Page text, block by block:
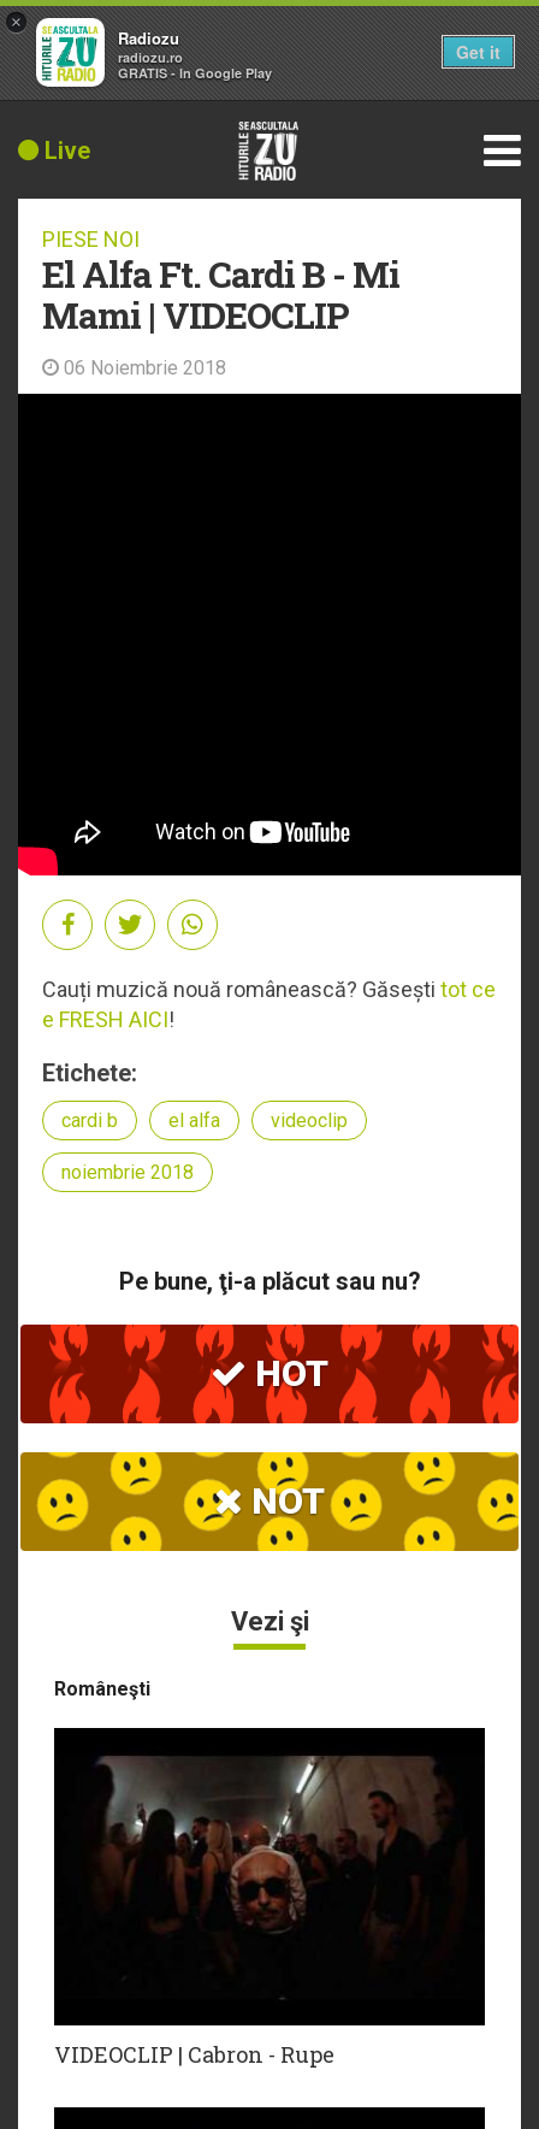
Live
PIESE NOI
El Alfa Ft. Cardi B - Mi
Mami | VIDEOCLIP
06 Noiembrie 2018
Cauți muzică nouă românească? Găsești tot ce
e FRESH AICI!
Etichete:
cardi b el alfa videoclip
noiembrie 2018
Pe bune, ţi-a plăcut sau nu?
HOT
NOT
Vezi şi
Româneşti
VIDEOCLIP | Cabron - Rupe
×
Radiozu
radiozu.ro
GRATIS - In Google Play
Get it